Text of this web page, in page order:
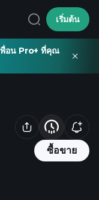
เริ่มต้น
พื่อน Pro+ ที่คุณ
ซื้อขาย